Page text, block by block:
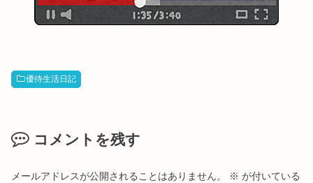
優待生活日記
コメントを残す
メールアドレスが公開されることはありません。 ※ が付いている